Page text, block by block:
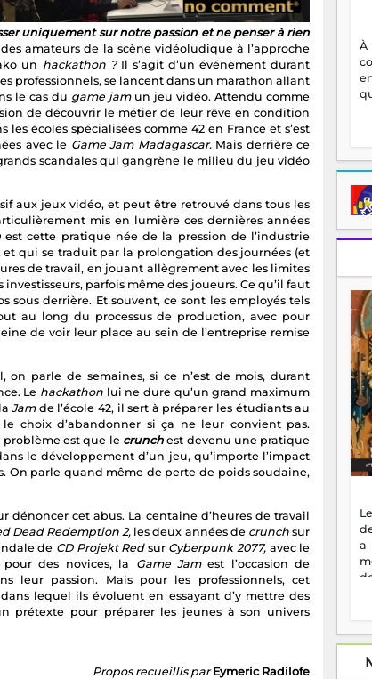
uniquement sur notre passion et ne penser à rien
amateurs de la scène vidéoludique à l’approche
un hackathon ?Il s’agit d’un événement durant
professionnels, se lancent dans un marathon allant
le cas du game jamun jeu vidéo. Attendu comme
de découvrir le métier de leur rêve en condition
écoles spécialisées comme 42 en France et s’est
avec le Game Jam Madagascar.Mais derrière ce
scandales qui gangrène le milieu du jeu vidéo
aux jeux vidéo, et peut être retrouvé dans tous les
mis en lumière ces dernières années
est cette pratique née de la pression de l’industrie
qui se traduit par la prolongation des journées (et
de travail, en jouant allègrement avec les limites
parfois même des joueurs. Ce qu’il faut
sous derrière. Et souvent, ce sont les employés tels
au long du processus de production, avec pour
de voir leur place au sein de l’entreprise remise
on parle de semaines, si ce n’est de mois, durant
Le hackathon lui ne dure qu’un grand maximum
Jamde l’école 42, il sert à préparer les étudiants au
choix d’abandonner si ça ne leur convient pas.
problème est que le crunchest devenu une pratique
le développement d’un jeu, qu’importe l’impact
On parle quand même de perte de poids soudaine,
dénoncer cet abus. La centaine d’heures de travail
Dead Redemption 2, les deux années de crunchsur
de CD Projekt Redsur Cyberpunk 2077,avec le
pour des novices, la Game Jamest l’occasion de
leur passion. Mais pour les professionnels, cet
lequel ils évoluent en essayant d’y mettre des
prétexte pour préparer les jeunes à son univers
Propos recueillis par Eymeric Radilofe
a